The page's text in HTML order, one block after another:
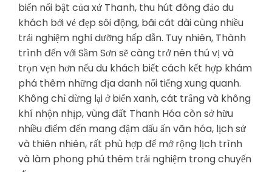
biển nổi bật của xứ Thanh, thu hút đông đảo du
khách bởi vẻ đẹp sôi động, bãi cát dài cùng nhiều
trải nghiệm nghỉ dưỡng hấp dẫn. Tuy nhiên, Thành
trình đến với Sầm Sơn sẽ càng trở nên thú vị và
trọn vẹn hơn nếu du khách biết cách kết hợp khám
phá thêm những địa danh nổi tiếng xung quanh.
Không chỉ dừng lại ở biển xanh, cát trắng và không
khí nhộn nhịp, vùng đất Thanh Hóa còn sở hữu
nhiều điểm đến mang đậm dấu ấn văn hóa, lịch sử
và thiên nhiên, rất phù hợp để mở rộng lịch trình
và làm phong phú thêm trải nghiệm trong chuyến